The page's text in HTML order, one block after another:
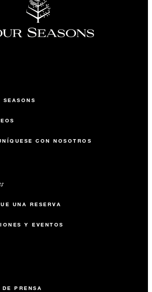
SEASONS
CON NOSOTROS
UNA RESERVA
Y EVENTOS
PRENSA